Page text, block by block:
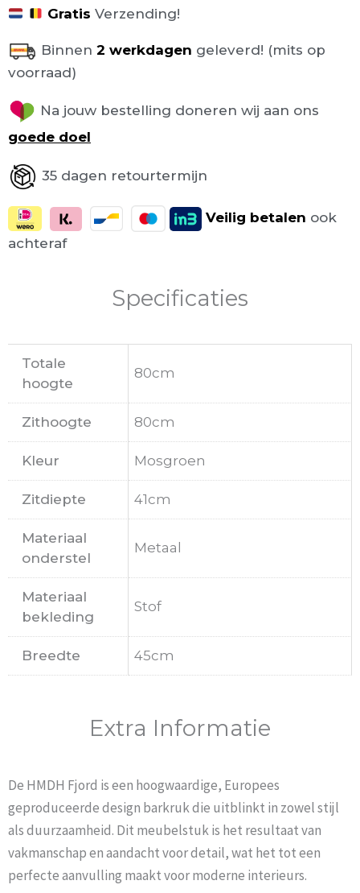
Gratis Verzending!
Binnen 2 werkdagen geleverd! (mits op
voorraad)
Na jouw bestelling doneren wij aan ons
goede doel
35 dagen retourtermijn
Veilig betalen ook
achteraf
Specificaties
Totale
hoogte
80cm
Zithoogte 80cm
Kleur Mosgroen
Zitdiepte 41cm
Materiaal
onderstel
Metaal
Materiaal
bekleding
Stof
Breedte 45cm
Extra Informatie
De HMDH Fjord is een hoogwaardige, Europees
geproduceerde design barkruk die uitblinkt in zowel stijl
als duurzaamheid. Dit meubelstuk is het resultaat van
vakmanschap en aandacht voor detail, wat het tot een
perfecte aanvulling maakt voor moderne interieurs.